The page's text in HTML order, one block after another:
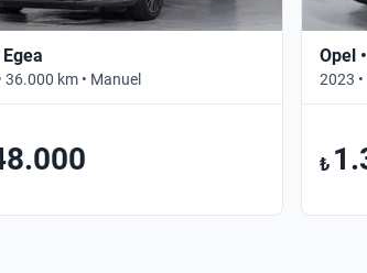
Egea
36.000 km • Manuel
Opel
2023 •
₺